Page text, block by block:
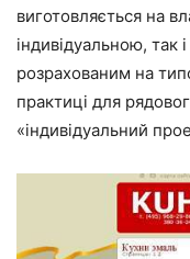
виготовляється на
індивідуальною, так
розрахованим на
практиці для
«індивідуальний